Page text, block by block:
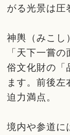
がる光景は圧
神輿（みこし
「天下一嘗
俗文化財の「
ます。前後
迫力満点。
境内や参道に